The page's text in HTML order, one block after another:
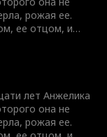
сбывается,
рак. Но
рожая ее.
ее отцом, и
дом переезжает
мечтая,
мама. И в
сбывается,
рак. Но
лет Анжелика
она не
рожая ее.